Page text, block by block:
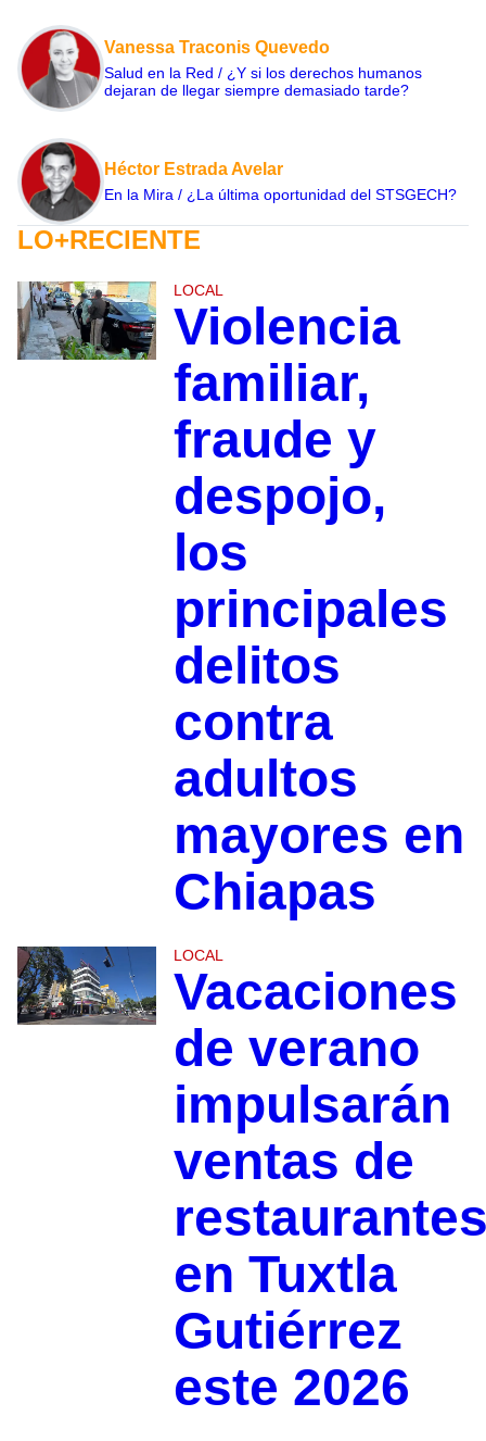
Vanessa Traconis Quevedo
Salud en la Red / ¿Y si los derechos humanos
dejaran de llegar siempre demasiado tarde?
Héctor Estrada Avelar
En la Mira / ¿La última oportunidad del STSGECH?
LO+RECIENTE
LOCAL
Violencia
familiar,
fraude y
despojo,
los
principales
delitos
contra
adultos
mayores en
Chiapas
LOCAL
Vacaciones
de verano
impulsarán
ventas de
en Tuxtla
Gutiérrez
este 2026